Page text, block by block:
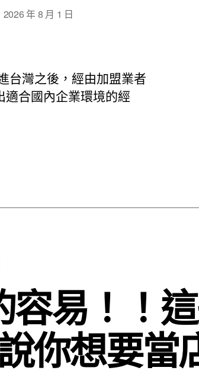
2026 年 8 月 1 日
台灣之後，經由加盟業者
合國內企業環境的經
易！！
你想要當